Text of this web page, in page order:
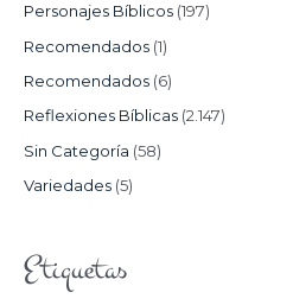
Personajes Bíblicos (197)
Recomendados (1)
Recomendados (6)
Reflexiones Bíblicas (2.147)
Sin Categoría (58)
Variedades (5)
Etiquetas